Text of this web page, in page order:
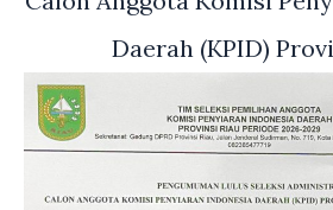
Daerah (KPID)